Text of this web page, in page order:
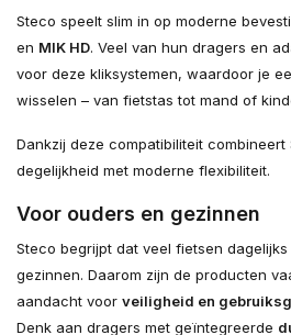
Steco speelt slim in op moderne
en MIK HD. Veel van hun dragers en
voor deze kliksystemen, waardoor je
wisselen – van fietstas tot mand of
Dankzij deze compatibiliteit combineert
degelijkheid met moderne flexibiliteit.
Voor ouders en gezinnen
Steco begrijpt dat veel fietsen
gezinnen. Daarom zijn de producten
aandacht voor veiligheid en
Denk aan dragers met geïntegreerde